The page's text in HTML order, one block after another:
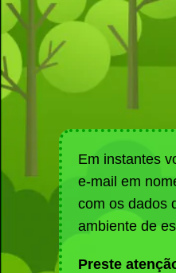
Em instantes
e-mail em
com os dados
ambiente de
Preste